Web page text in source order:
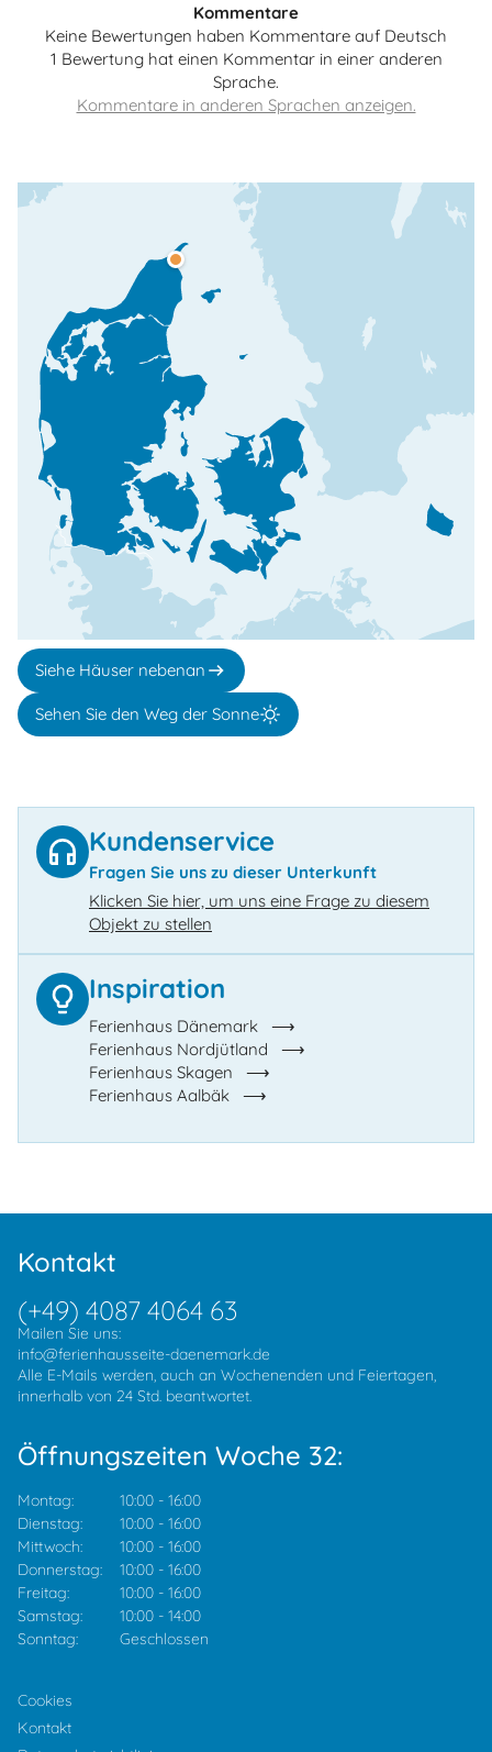
Kommentare
Keine Bewertungen haben Kommentare auf Deutsch
1 Bewertung hat einen Kommentar in einer anderen
Sprache.
Siehe Häuser nebenan
Sehen Sie den Weg der Sonne
Kundenservice
Fragen Sie uns zu dieser Unterkunft
Klicken Sie hier, um uns eine Frage zu diesem
Objekt zu stellen
Inspiration
Ferienhaus Dänemark
Ferienhaus Nordjütland
Ferienhaus Skagen
Ferienhaus Aalbäk
Kontakt
(+49) 4087 4064 63
Mailen Sie uns:
info@ferienhausseite-daenemark.de
Alle E-Mails werden, auch an Wochenenden und Feiertagen,
innerhalb von 24 Std. beantwortet.
Öffnungszeiten Woche 32:
Montag: 10:00 - 16:00
Dienstag:
10:00 - 16:00
Mittwoch:
10:00 - 16:00
Donnerstag:
10:00 - 16:00
Freitag:
10:00 - 16:00
Samstag:
10:00 - 14:00
Sonntag:
Geschlossen
Cookies
Kontakt